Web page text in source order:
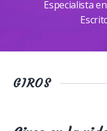
Especialista
GIROS